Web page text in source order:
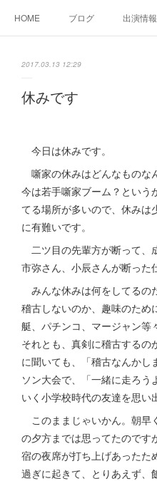
HOME ブログ 出演情報
2017.03.13 12:29
休みです
今日は休みです。
噺家の休みはどんなものな
今は若手噺家ブーム？という
てる場所が多いので、休みは
に有難いです。
二ツ目の先輩方が断って、
市弥さん、小辰さんが断った
みんな休みは何をしてるの
稽古しないのか、趣味のため
艇、パチンコ、マージャン等
それとも、真剣に稽古する
に聞いても、「稽古なんかし
ソン大会で、「一緒に走ろ
いく小学校時代の友達を思い
このままじゃいかん。朝早
の夕方までは思ってたのです
宿の夜席が打ち上げあったた
過ぎに起きて、とりあえず、